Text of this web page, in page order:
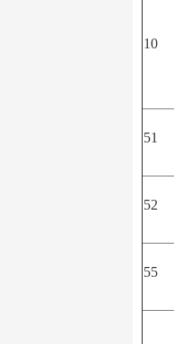
10
51
52
55